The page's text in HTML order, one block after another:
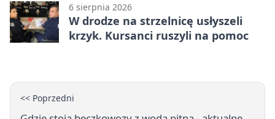
6 sierpnia 2026
W drodze na strzelnicę usłyszeli
krzyk. Kursanci ruszyli na pomoc
<< Poprzedni